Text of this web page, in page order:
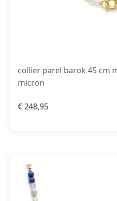
collier parel barok 45 cm
micron
€248,95